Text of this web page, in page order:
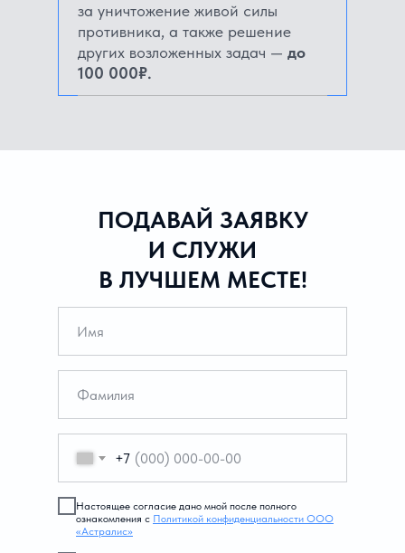
за уничтожение живой силы
противника, а также решение
других возложенных задач — до
100 000₽.
ПОДАВАЙ ЗАЯВКУ
И СЛУЖИ
В ЛУЧШЕМ МЕСТЕ!
+7
Настоящее согласие дано мной после полного
ознакомления с Политикой конфиденциальности ООО
«Астралис»